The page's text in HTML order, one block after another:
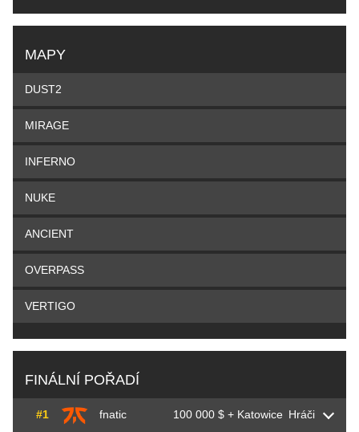
MAPY
DUST2
MIRAGE
INFERNO
NUKE
ANCIENT
OVERPASS
VERTIGO
FINÁLNÍ POŘADÍ
#1 fnatic 100 000 $ + Katowice Hráči